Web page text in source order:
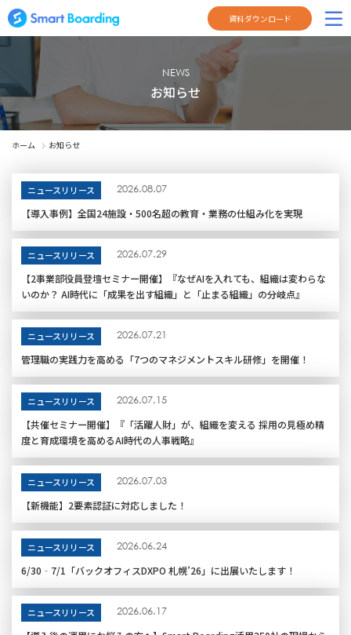
資料ダウンロード
NEWS
お知らせ
ホーム お知らせ
ニュースリリース
2026.08.07
【導入事例】全国24施設・500名超の教育・業務の仕組み化を実現
ニュースリリース
2026.07.29
【2事業部役員登壇セミナー開催】『なぜAIを入れても、組織は変わらな
いのか？ AI時代に「成果を出す組織」と「止まる組織」の分岐点』
ニュースリリース
2026.07.21
管理職の実践力を高める「7つのマネジメントスキル研修」を開催！
ニュースリリース
2026.07.15
【共催セミナー開催】『「活躍人財」が、組織を変える 採用の見極め精
度と育成環境を高めるAI時代の人事戦略』
ニュースリリース
2026.07.03
【新機能】2要素認証に対応しました！
ニュースリリース
2026.06.24
6/30‐7/1「バックオフィスDXPO 札幌’26」に出展いたします！
ニュースリリース
2026.06.17